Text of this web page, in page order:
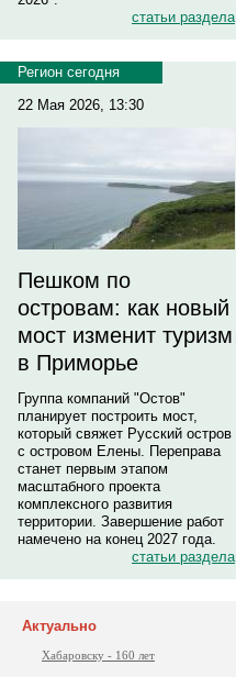
статьи раздела
Регион сегодня
22 Мая 2026, 13:30
Пешком по
островам: как новый
мост изменит туризм
в Приморье
Группа компаний "Остов"
планирует построить мост,
который свяжет Русский остров
с островом Елены. Переправа
станет первым этапом
масштабного проекта
комплексного развития
территории. Завершение работ
намечено на конец 2027 года.
статьи раздела
Актуально
Хабаровску - 160 лет